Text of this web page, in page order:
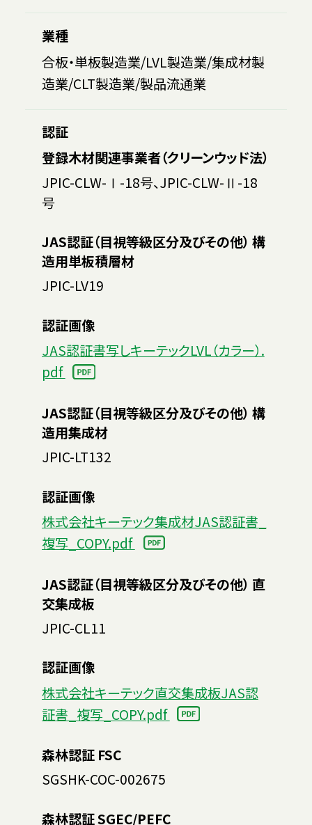
業種
合板・単板製造業/LVL製造業/集成材製
造業/CLT製造業/製品流通業
認証
登録木材関連事業者（クリーンウッド法）
JPIC-CLW-Ⅰ-18号、JPIC-CLW-Ⅱ-18
号
JAS認証（目視等級区分及びその他） 構
造用単板積層材
JPIC-LV19
認証画像
JAS認証書写しキーテックLVL（カラー）.
pdf
JAS認証（目視等級区分及びその他） 構
造用集成材
JPIC-LT132
認証画像
株式会社キーテック集成材JAS認証書_
複写_COPY.pdf
JAS認証（目視等級区分及びその他） 直
交集成板
JPIC-CL11
認証画像
株式会社キーテック直交集成板JAS認
証書_複写_COPY.pdf
森林認証 FSC
SGSHK-COC-002675
森林認証 SGEC/PEFC